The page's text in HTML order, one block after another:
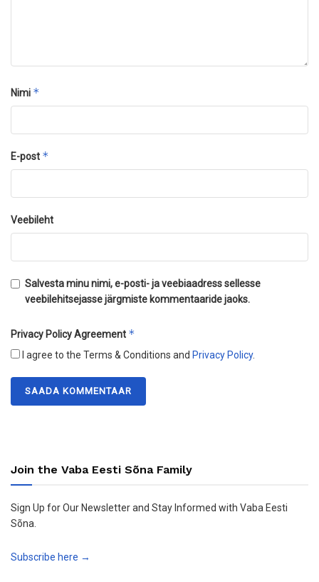
Nimi *
E-post *
Veebileht
Salvesta minu nimi, e-posti- ja veebiaadress sellesse
veebilehitsejasse järgmiste kommentaaride jaoks.
Privacy Policy Agreement *
I agree to the Terms & Conditions and Privacy Policy.
Join the Vaba Eesti Sõna Family
Sign Up for Our Newsletter and Stay Informed with Vaba Eesti
Sõna.
Subscribe here →